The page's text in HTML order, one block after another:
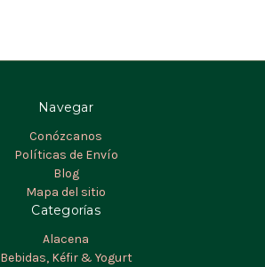
Navegar
Conózcanos
Políticas de Envío
Blog
Mapa del sitio
Categorías
Alacena
Bebidas, Kéfir & Yogurt